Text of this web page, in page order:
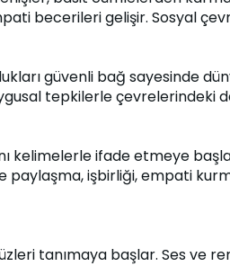
becerileri gelişir. Sosyal
güvenli bağ sayesinde
tepkilerle çevrelerindeki
kelimelerle ifade etmeye
paylaşma, işbirliği, empati
tanımaya başlar. Ses ve